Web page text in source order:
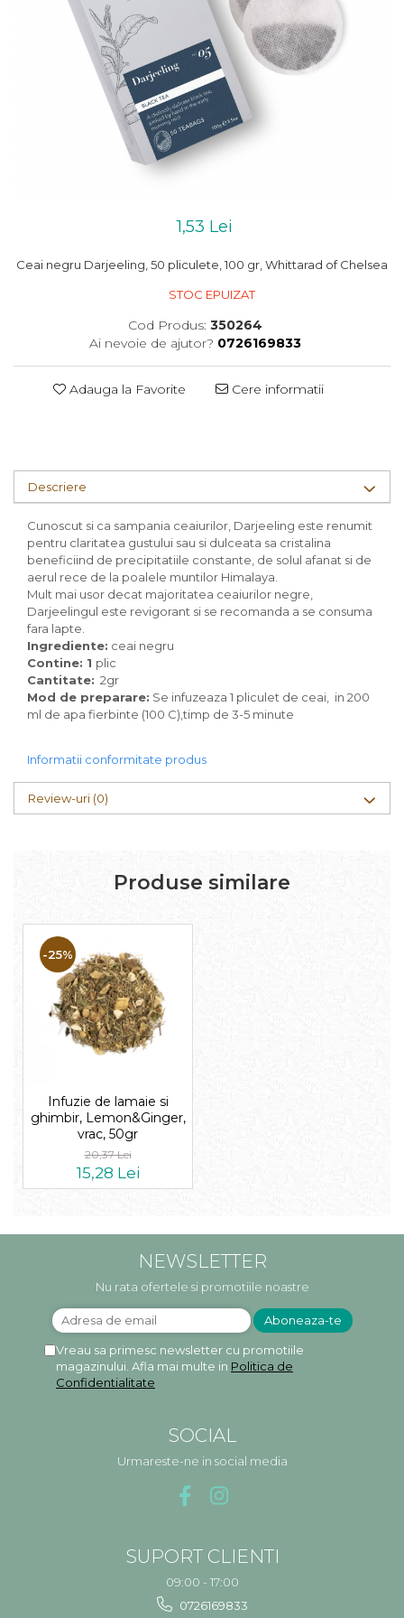
1,53 Lei
Ceai negru Darjeeling, 50 pliculete, 100 gr, Whittarad of Chelsea
STOC EPUIZAT
Cod Produs: 350264
Ai nevoie de ajutor? 0726169833
Adauga la Favorite Cere informatii
Descriere
Cunoscut si ca sampania ceaiurilor, Darjeeling este renumit
pentru claritatea gustului sau si dulceata sa cristalina
beneficiind de precipitatiile constante, de solul afanat si de
aerul rece de la poalele muntilor Himalaya.
Mult mai usor decat majoritatea ceaiurilor negre,
Darjeelingul este revigorant si se recomanda a se consuma
fara lapte.
Ingrediente: ceai negru
Contine: 1 plic
Cantitate: 2gr
Mod de preparare: Se infuzeaza 1 pliculet de ceai, in 200
ml de apa fierbinte (100 C),timp de 3-5 minute
Informatii conformitate produs
Review-uri (0)
Produse similare
-25%
Infuzie de lamaie si
ghimbir, Lemon&Ginger,
vrac, 50gr
20,37 Lei
15,28 Lei
NEWSLETTER
Nu rata ofertele si promotiile noastre
Vreau sa primesc newsletter cu promotiile
magazinului. Afla mai multe in Politica de
Confidentialitate
SOCIAL
Urmareste-ne in social media
SUPORT CLIENTI
09:00 - 17:00
0726169833